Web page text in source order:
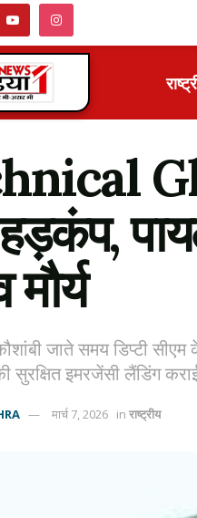
जाते समय डिप्टी
सुरक्षित इमरजेंसी लैंडिंग
मार्च 7, 2026 in राष्ट्रीय